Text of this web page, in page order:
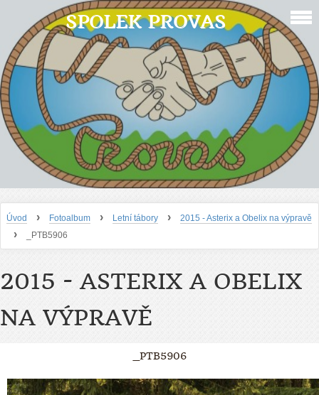
SPOLEK PROVAS
Úvod › Fotoalbum › Letní tábory › 2015 - Asterix a Obelix na výpravě
› _PTB5906
2015 - ASTERIX A OBELIX
NA VÝPRAVĚ
_PTB5906